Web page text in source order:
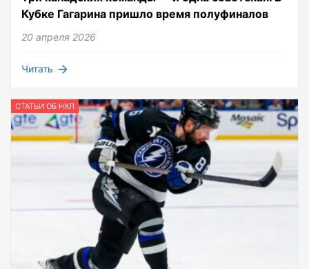
Кубке Гагарина пришло время полуфиналов
20 апреля 2026
Читать
СТАТЬИ ОБ НХЛ